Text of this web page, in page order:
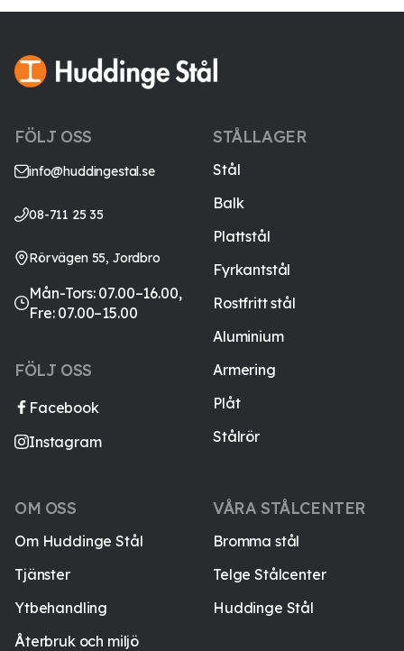
FÖLJ OSS
info@huddingestal.se
08-711 25 35
Rörvägen 55, Jordbro
Mån-Tors: 07.00–16.00,
Fre: 07.00–15.00
FÖLJ OSS
Facebook
Instagram
STÅLLAGER
Stål
Balk
Plattstål
Fyrkantstål
Rostfritt stål
Aluminium
Armering
Plåt
Stålrör
VÅRA STÅLCENTER
Bromma stål
Telge Stålcenter
Huddinge Stål
OM OSS
Om Huddinge Stål
Tjänster
Ytbehandling
Återbruk och miljö